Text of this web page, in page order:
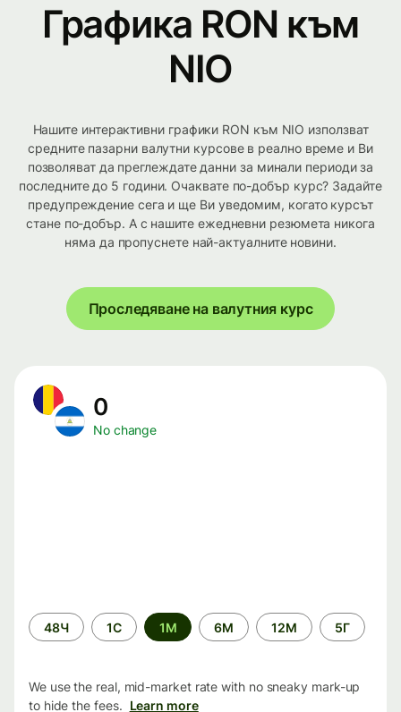
Графика RON към
NIO
Нашите интерактивни графики RON към NIO използват
средните пазарни валутни курсове в реално време и Ви
позволяват да преглеждате данни за минали периоди за
последните до 5 години. Очаквате по-добър курс? Задайте
предупреждение сега и ще Ви уведомим, когато курсът
стане по-добър. А с нашите ежедневни резюмета никога
няма да пропуснете най-актуалните новини.
Проследяване на валутния курс
0
No change
Time
period
48Ч 1С 1М 6М 12М 5Г
We use the real, mid-market rate with no sneaky mark-up
to hide the fees. Learn more